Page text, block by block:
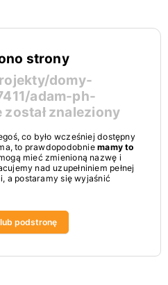
strony
domy-
adam-ph-
został znaleziony
co było wcześniej dostępny
to prawdopodobniemamy to
mieć zmienioną nazwę i
nad uzupełniniem pełnej
a postaramy się wyjaśnić
podstronę